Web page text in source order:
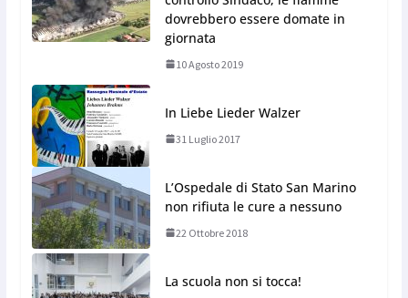
dovrebbero essere domate in
giornata
10 Agosto 2019
In Liebe Lieder Walzer
31 Luglio 2017
L’Ospedale di Stato San Marino
non rifiuta le cure a nessuno
22 Ottobre 2018
La scuola non si tocca!